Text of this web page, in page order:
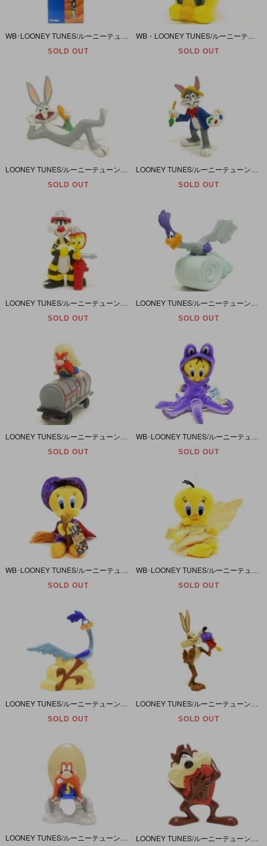
SOLD OUT SOLD OUT
SOLD OUT SOLD OUT
SOLD OUT SOLD OUT
SOLD OUT SOLD OUT
SOLD OUT SOLD OUT
LOONEY TUNES/ルーニーテューンズ・TYCO/タイコ社・PVCフィギュア 「ROAD RUNNER/ロードランナー・舌」
SOLD OUT
LOONEY TUNES/ルーニーテューンズ・TYCO/タイコ社・PVCフィギュア 「WILE E. COYOTE/ワイリーコヨーテ・フラワー？！」
SOLD OUT